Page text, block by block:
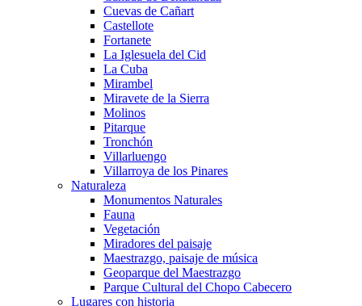
Cuevas de Cañart
Castellote
Fortanete
La Iglesuela del Cid
La Cuba
Mirambel
Miravete de la Sierra
Molinos
Pitarque
Tronchón
Villarluengo
Villarroya de los Pinares
Naturaleza
Monumentos Naturales
Fauna
Vegetación
Miradores del paisaje
Maestrazgo, paisaje de música
Geoparque del Maestrazgo
Parque Cultural del Chopo Cabecero
Lugares con historia